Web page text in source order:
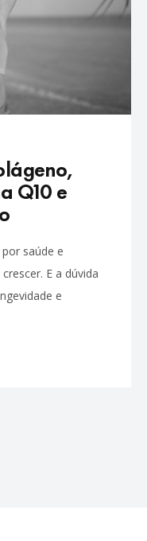
Q10 e
saúde e
E a dúvida
e